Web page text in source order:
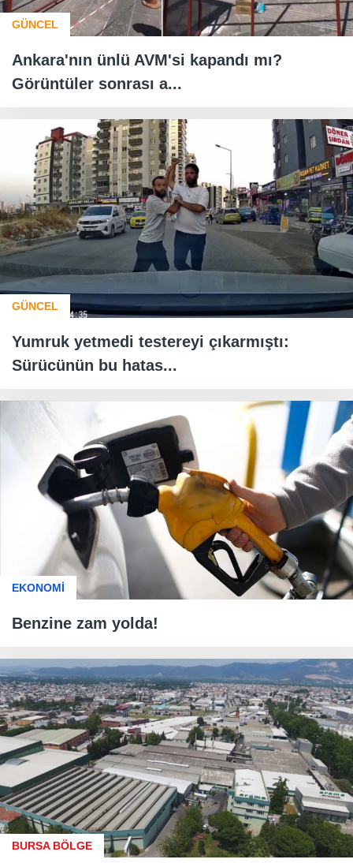
GÜNCEL
Ankara'nın ünlü AVM'si kapandı mı?
Görüntüler sonrası a...
GÜNCEL
Yumruk yetmedi testereyi çıkarmıştı:
Sürücünün bu hatas...
EKONOMİ
Benzine zam yolda!
BURSA BÖLGE